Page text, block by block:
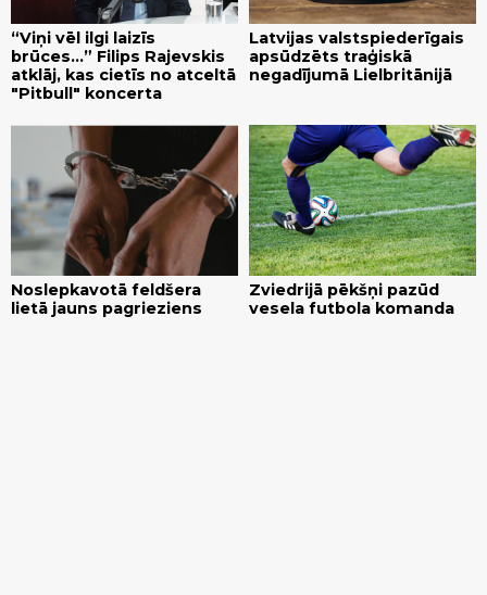
“Viņi vēl ilgi laizīs
brūces...” Filips Rajevskis
atklāj, kas cietīs no atceltā
"Pitbull" koncerta
Latvijas valstspiederīgais
apsūdzēts traģiskā
negadījumā Lielbritānijā
Noslepkavotā feldšera
lietā jauns pagrieziens
Zviedrijā pēkšņi pazūd
vesela futbola komanda